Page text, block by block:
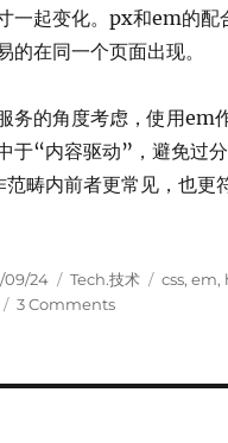
一起变化。px和em的配
的在同一个页面出现。
务的角度考虑，使用em
于“内容驱动”，避免过
畴内前者更常见，也更
09/24 Categories
Tech.技术 Tags
css,em,
3 Commentson